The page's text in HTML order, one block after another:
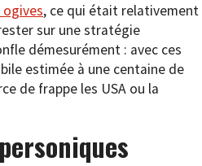
ogives, ce qui était relativement
sur une stratégie
démesurément : avec ces
estimée à une centaine de
de frappe les USA ou la